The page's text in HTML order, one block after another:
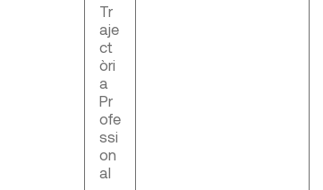
Tr
aje
ct
òri
a
Pr
ofe
ssi
on
al